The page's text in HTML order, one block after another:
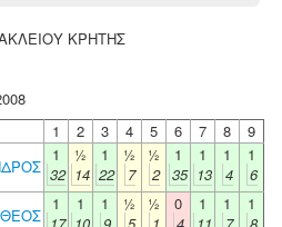
ΚΡΗΤΗΣ
1
2 3 4 5 6 7 8
9
1
32
½
14
1
22
½
7
½
2
1
35
1
13
1
4
1
6
1
1
1
½
½
0
1
1
1